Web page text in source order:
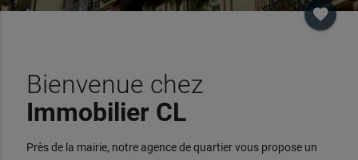
favorite
Bienvenue chez
Immobilier CL
Près de la mairie, notre agence de quartier vous propose un